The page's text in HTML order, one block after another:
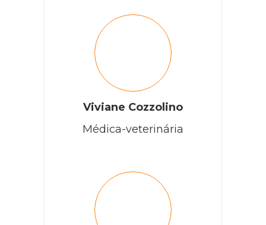
Viviane Cozzolino
Médica-veterinária